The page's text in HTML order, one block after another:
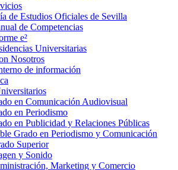
de Estudios Oficiales de Sevilla
de Competencias
e²
Universitarias
Nosotros
de información
en Comunicación Audiovisual
en Periodismo
en Publicidad y Relaciones Públicas
Grado en Periodismo y Comunicación
Superior
y Sonido
Marketing y Comercio